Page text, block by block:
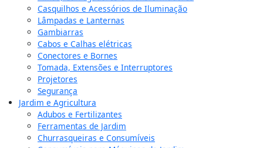
Casquilhos e Acessórios de Iluminação
Lâmpadas e Lanternas
Gambiarras
Cabos e Calhas elétricas
Conectores e Bornes
Tomada, Extensões e Interruptores
Projetores
Segurança
Jardim e Agricultura
Adubos e Fertilizantes
Ferramentas de Jardim
Churrasqueiras e Consumíveis